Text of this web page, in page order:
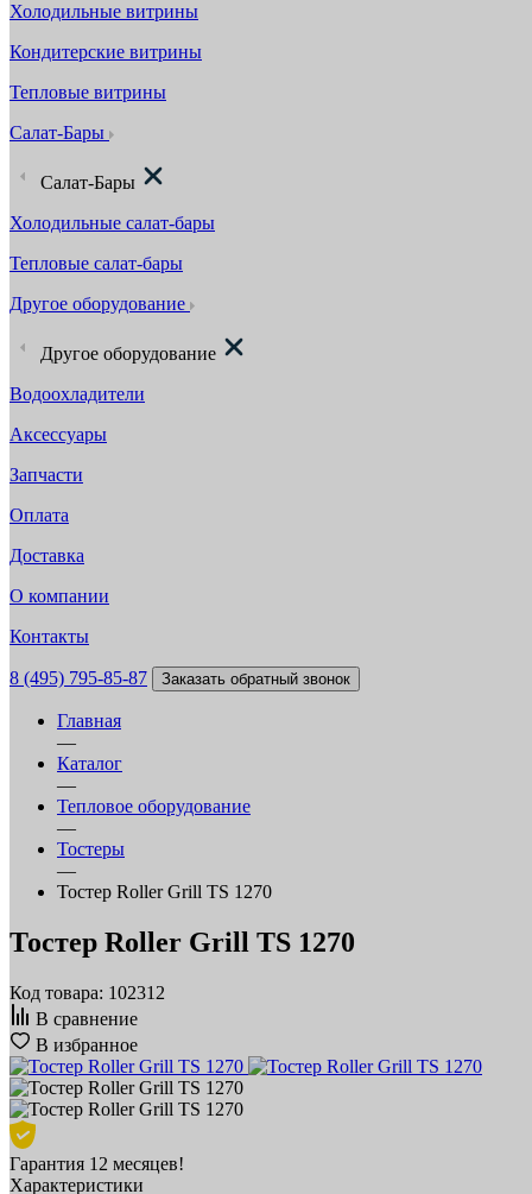
Холодильные витрины
Кондитерские витрины
Тепловые витрины
Салат-Бары
Салат-Бары
Холодильные салат-бары
Тепловые салат-бары
Другое оборудование
Другое оборудование
Водоохладители
Аксессуары
Запчасти
Оплата
Доставка
О компании
Контакты
8 (495) 795-85-87 Заказать обратный звонок
Главная
—
Каталог
—
Тепловое оборудование
—
Тостеры
—
Тостер Roller Grill TS 1270
Тостер Roller Grill TS 1270
Код товара: 102312
В сравнение
В избранное
Гарантия 12 месяцев!
Характеристики